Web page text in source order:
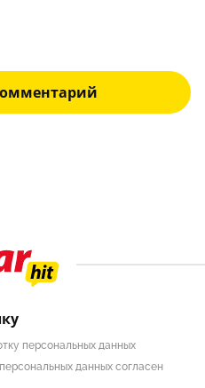
персональных данных
данных согласен